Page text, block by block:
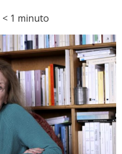
< 1 minuto